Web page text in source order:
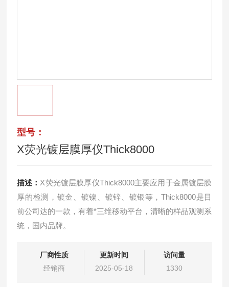
型号：
X荧光镀层膜厚仪Thick8000
描述： X荧光镀层膜厚仪Thick8000主要应用于金属镀层膜
厚的检测，镀金、镀镍、镀锌、镀银等，Thick8000是目
前公司达的一款，有着*三维移动平台，清晰的样品观测系
统，国内品牌。
厂商性质
经销商
更新时间
2025-05-18
访问量
1330